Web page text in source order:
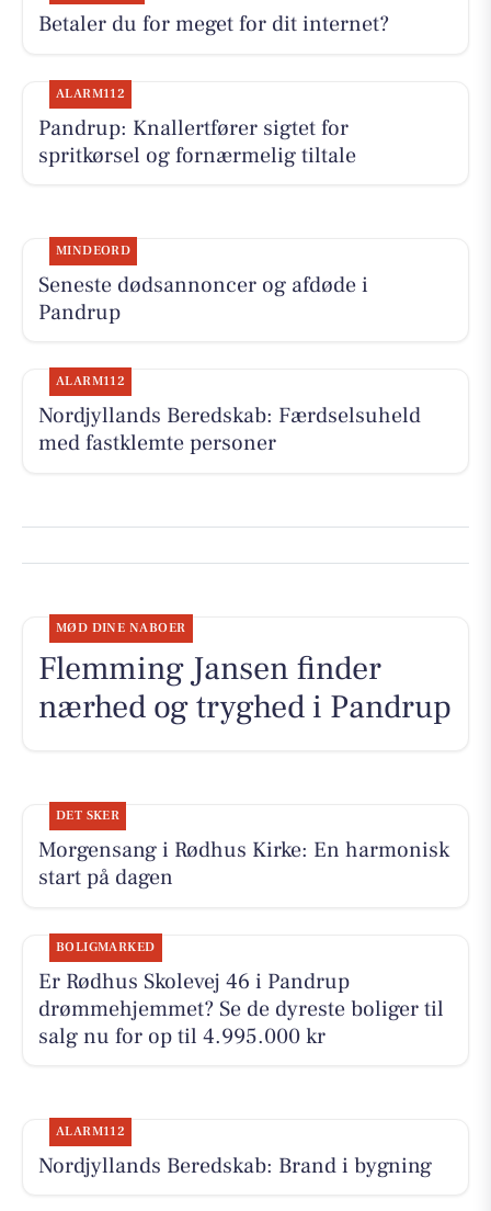
Betaler du for meget for dit internet?
ALARM112
Pandrup: Knallertfører sigtet for
spritkørsel og fornærmelig tiltale
MINDEORD
Seneste dødsannoncer og afdøde i
Pandrup
ALARM112
Nordjyllands Beredskab: Færdselsuheld
med fastklemte personer
MØD DINE NABOER
Flemming Jansen finder
nærhed og tryghed i Pandrup
DET SKER
Morgensang i Rødhus Kirke: En harmonisk
start på dagen
BOLIGMARKED
Er Rødhus Skolevej 46 i Pandrup
drømmehjemmet? Se de dyreste boliger til
salg nu for op til 4.995.000 kr
ALARM112
Nordjyllands Beredskab: Brand i bygning